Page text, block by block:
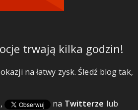
trwają kilka godzin!
na łatwy zysk. Śledź blog tak,
, na Twitterze lub